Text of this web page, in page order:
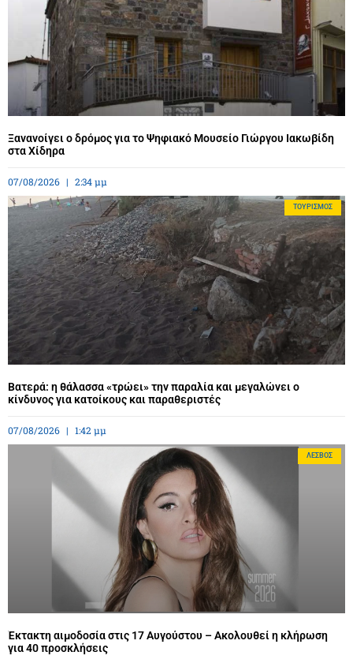
Ξανανοίγει ο δρόμος για το Ψηφιακό Μουσείο Γιώργου Ιακωβίδη
στα Χίδηρα
07/08/2026 2:34 μμ
ΤΟΥΡΙΣΜΌΣ
Βατερά: η θάλασσα «τρώει» την παραλία και μεγαλώνει ο
κίνδυνος για κατοίκους και παραθεριστές
07/08/2026 1:42 μμ
ΛΈΣΒΟΣ
Έκτακτη αιμοδοσία στις 17 Αυγούστου – Ακολουθεί η κλήρωση
για 40 προσκλήσεις